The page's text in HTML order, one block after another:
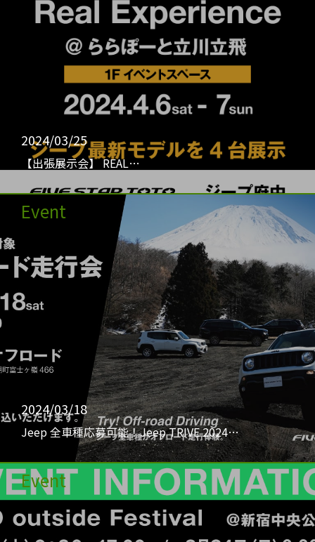
2024/03/25
【出張展示会】 REAL…
Event
2024/03/18
Jeep 全車種応募可能！Jeep TRIVE 2024…
Event